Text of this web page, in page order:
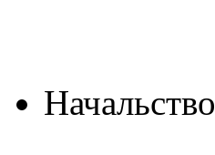
Начальство